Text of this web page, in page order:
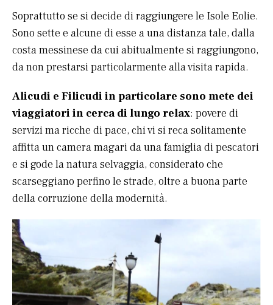
Soprattutto se si decide di raggiungere le Isole Eolie.
Sono sette e alcune di esse a una distanza tale, dalla
costa messinese da cui abitualmente si raggiungono,
da non prestarsi particolarmente alla visita rapida.
Alicudi e Filicudi in particolare sono mete dei
viaggiatori in cerca di lungo relax: povere di
servizi ma ricche di pace, chi vi si reca solitamente
affitta un camera magari da una famiglia di pescatori
e si gode la natura selvaggia, considerato che
scarseggiano perfino le strade, oltre a buona parte
della corruzione della modernità.